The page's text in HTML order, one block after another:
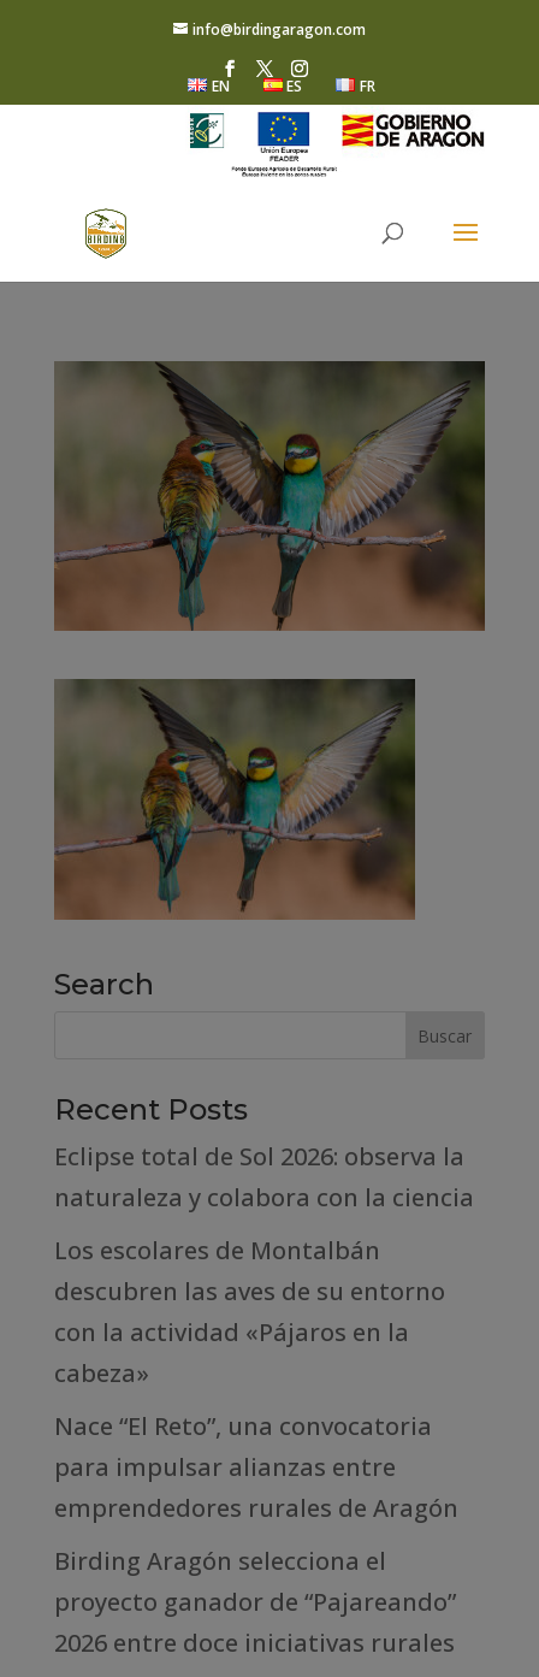
info@birdingaragon.com
EN ES FR
Search
Recent Posts
Eclipse total de Sol 2026: observa la
naturaleza y colabora con la ciencia
Los escolares de Montalbán
descubren las aves de su entorno
con la actividad «Pájaros en la
cabeza»
Nace “El Reto”, una convocatoria
para impulsar alianzas entre
emprendedores rurales de Aragón
Birding Aragón selecciona el
proyecto ganador de “Pajareando”
2026 entre doce iniciativas rurales